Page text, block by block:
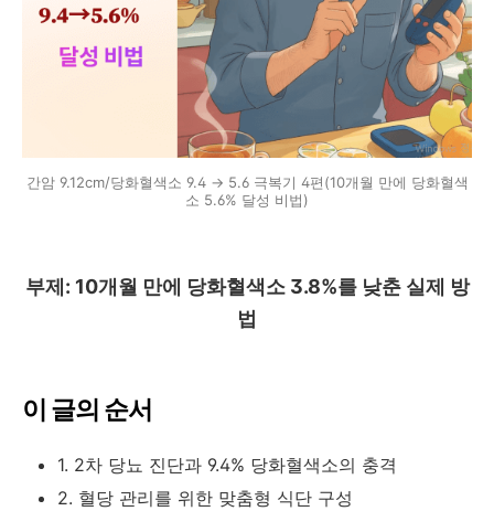
간암 9.12cm/당화혈색소 9.4 → 5.6 극복기 4편(10개월 만에 당화혈색
소 5.6% 달성 비법)
부제: 10개월 만에 당화혈색소 3.8%를 낮춘 실제 방
법
이 글의 순서
1. 2차 당뇨 진단과 9.4% 당화혈색소의 충격
2. 혈당 관리를 위한 맞춤형 식단 구성